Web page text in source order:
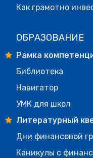
Как грамотно
ОБРАЗОВАНИЕ
Рамка
Библиотека
Навигатор
УМК для школ
Литературный
Дни финансовой
Каникулы с